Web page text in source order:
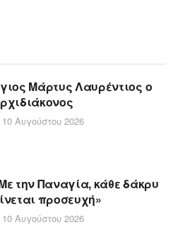
Μάρτυς Λαυρέντιος ο
10 Αυγούστου 2026
την Παναγία, κάθε δάκρυ
προσευχή»
10 Αυγούστου 2026